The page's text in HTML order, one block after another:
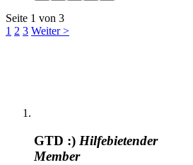
Seite 1 von 3
1 2 3 Weiter >
GTD :) Hilfebietender
Member